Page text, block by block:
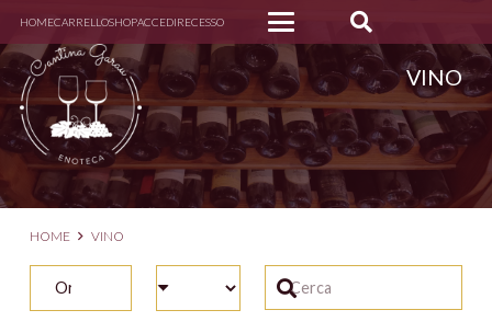
HOMECARRELLOSHOPACCEDIRECESSO
VINO
HOME VINO